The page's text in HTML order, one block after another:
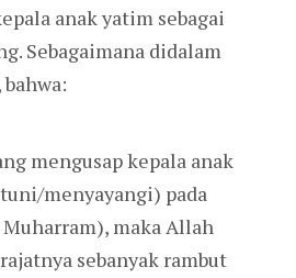
anak yatim sebagai
Sebagaimana didalam
mengusap kepala anak
menyayangi) pada
maka Allah
sebanyak rambut